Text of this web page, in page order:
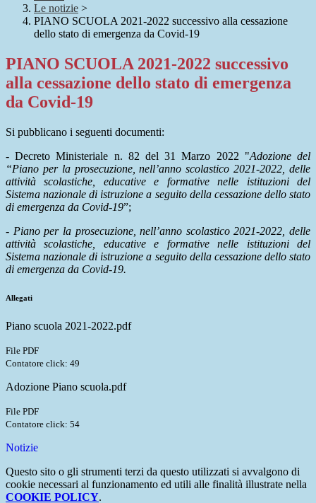
Le notizie >
PIANO SCUOLA 2021-2022 successivo alla cessazione
dello stato di emergenza da Covid-19
PIANO SCUOLA 2021-2022 successivo
alla cessazione dello stato di emergenza
da Covid-19
Si pubblicano i seguenti documenti:
- Decreto Ministeriale n. 82 del 31 Marzo 2022 "Adozione del
“Piano per la prosecuzione, nell’anno scolastico 2021-2022, delle
attività scolastiche, educative e formative nelle istituzioni del
Sistema nazionale di istruzione a seguito della cessazione dello stato
di emergenza da Covid-19”;
- Piano per la prosecuzione, nell’anno scolastico 2021-2022, delle
attività scolastiche, educative e formative nelle istituzioni del
Sistema nazionale di istruzione a seguito della cessazione dello stato
di emergenza da Covid-19.
Allegati
Piano scuola 2021-2022.pdf
File PDF
Contatore click: 49
Adozione Piano scuola.pdf
File PDF
Contatore click: 54
Notizie
Questo sito o gli strumenti terzi da questo utilizzati si avvalgono di
cookie necessari al funzionamento ed utili alle finalità illustrate nella
COOKIE POLICY.